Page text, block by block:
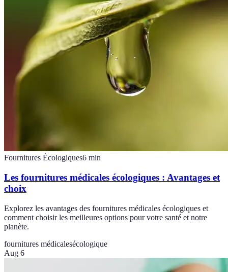
Fournitures Écologiques6 min
Les fournitures médicales écologiques : Avantages et
choix
Explorez les avantages des fournitures médicales écologiques et
comment choisir les meilleures options pour votre santé et notre
planète.
fournitures médicalesécologique
Aug 6